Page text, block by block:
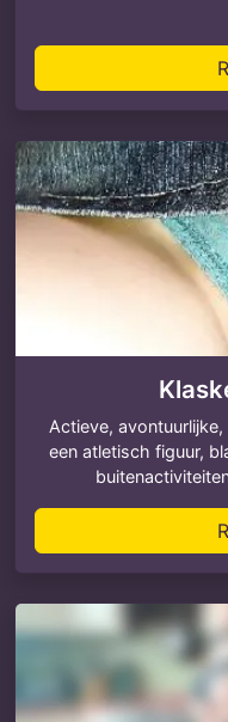
Actieve,
een atletisch figuur,